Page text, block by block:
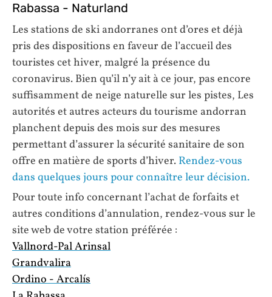
Rabassa - Naturland
Les stations de ski andorranes ont d’ores et déjà
pris des dispositions en faveur de l’accueil des
touristes cet hiver, malgré la présence du
coronavirus. Bien qu’il n’y ait à ce jour, pas encore
suffisamment de neige naturelle sur les pistes, Les
autorités et autres acteurs du tourisme andorran
planchent depuis des mois sur des mesures
permettant d’assurer la sécurité sanitaire de son
offre en matière de sports d’hiver. Rendez-vous
dans quelques jours pour connaître leur décision.
Pour toute info concernant l’achat de forfaits et
autres conditions d’annulation, rendez-vous sur le
site web de votre station préférée :
Vallnord-Pal Arinsal
Grandvalira
Ordino - Arcalís